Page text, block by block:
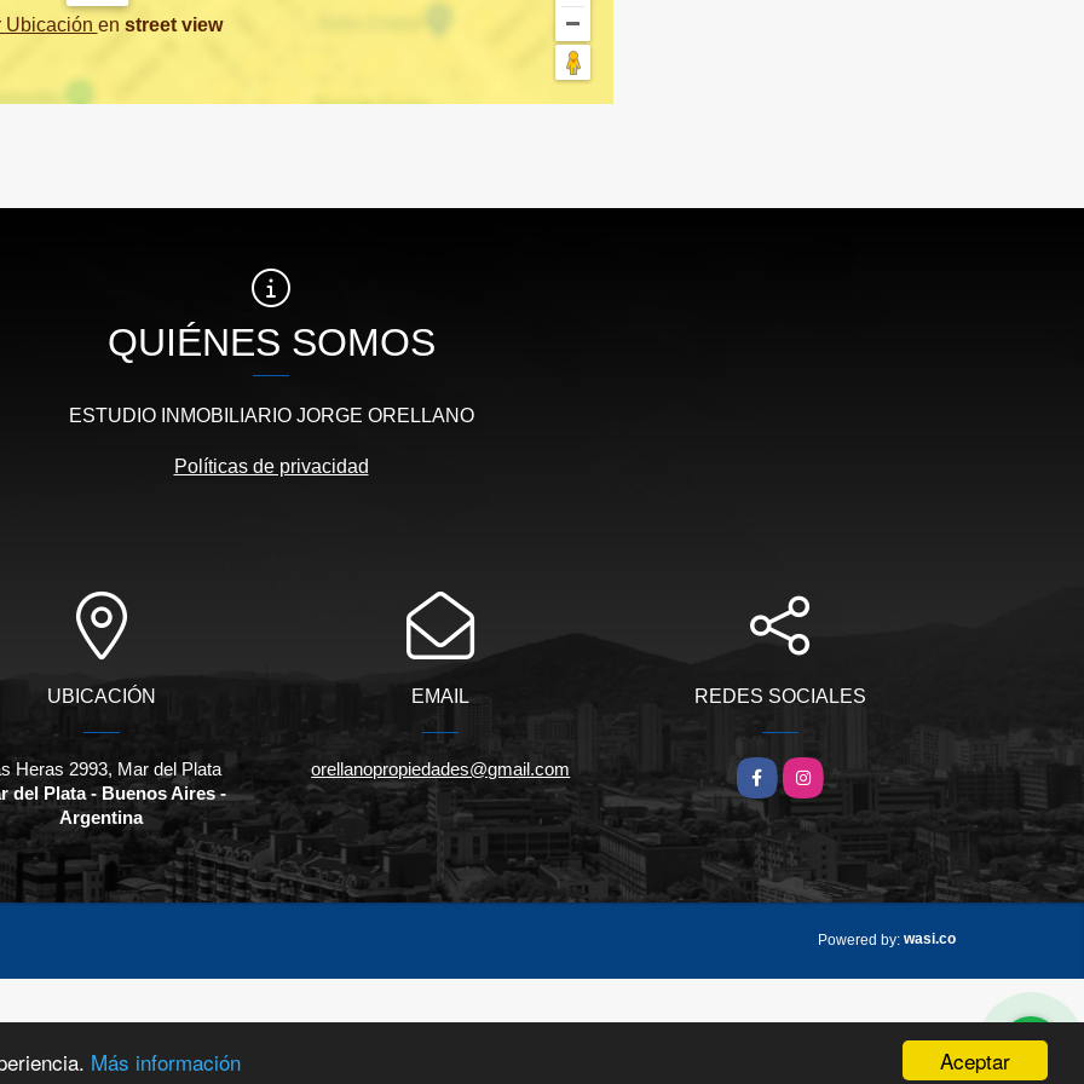
Aceptar
Más información
Ubicación en street view
QUIÉNES SOMOS
ESTUDIO INMOBILIARIO JORGE ORELLANO
Políticas de privacidad
UBICACIÓN
Heras 2993, Mar del Plata
del Plata - Buenos Aires -
Argentina
EMAIL
orellanopropiedades@gmail.com
REDES SOCIALES
Facebook
Instagram
Powered by: wasi.co